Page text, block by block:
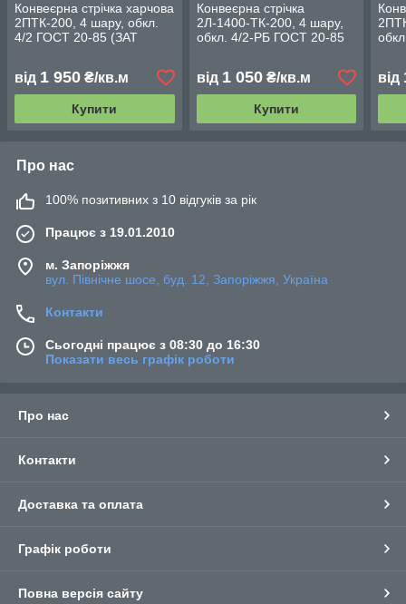
Конвеєрна стрічка харчова
2ПТК-200, 4 шару, обкл.
4/2 ГОСТ 20-85 (ЗАТ
від 1 950 ₴/кв.м
Купити
Конвеєрна стрічка
2Л-1400-ТК-200, 4 шару,
обкл. 4/2-РБ ГОСТ 20-85
Росія
від 1 050₴/кв.м
Купити
від
Про нас
100% позитивних з 10 відгуків за рік
Працює з 19.01.2010
м. Запоріжжя
вул. Північне шосе, буд. 12, Запоріжжя, Україна
Контакти
Сьогодні працює з 08:30 до 16:30
Показати весь графік роботи
Про нас
Контакти
Доставка та оплата
Графік роботи
Повна версія сайту